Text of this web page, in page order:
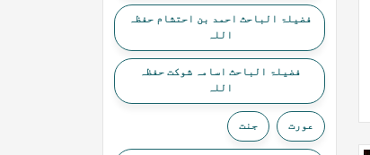
فضیلۃ الباحث احمد بن احتشام حفظہ
اللہ
فضیلۃ الباحث اسامہ شوکت حفظہ
اللہ
عورت جنت